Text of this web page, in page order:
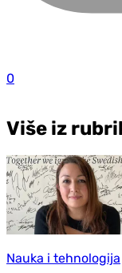
0
Više iz
Nauka i tehnologija